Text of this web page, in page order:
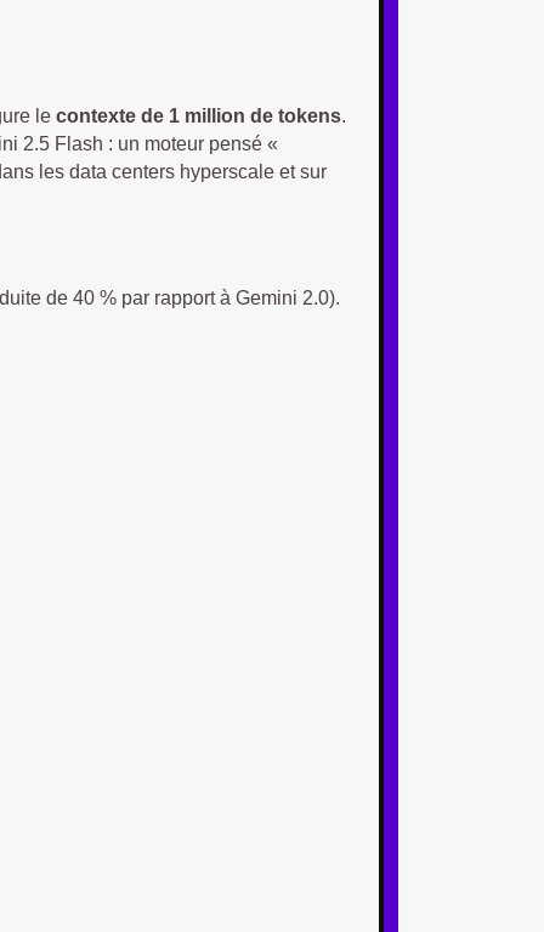
le contexte de 1 million de tokens.
2.5 Flash : un moteur pensé «
les data centers hyperscale et sur
de 40 % par rapport à Gemini 2.0).